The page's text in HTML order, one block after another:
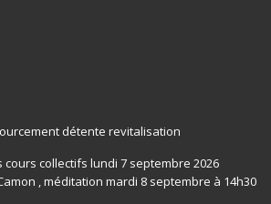
détente revitalisation
collectifs lundi 7 septembre 2026
, méditation mardi 8 septembre à 14h30